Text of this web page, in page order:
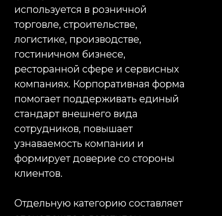
проектов и небольших тиражей.
согласовывать образцы,
контролировать качество и
оперативно запускать
производство. Для мероприятий с
фиксированными датами и
короткими сроками поставки
являются оптимальным
решением.
Производство одежды с
логотипом в Китае особенно
выгодно для крупных тиражей и
фабрики позволяют создавать
разрабатывать индивидуальные
лекала, использовать